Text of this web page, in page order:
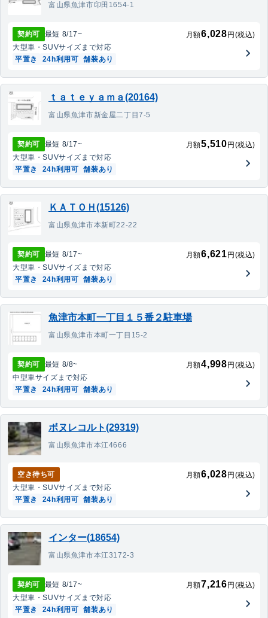
富山県魚津市印田1654-1
契約可 最短 8/17~ 月額6,028 円(税込)
大型車・SUVサイズまで対応
平置き
24h利用可 舗装あり
ｔａｔｅｙａｍａ(20164)
富山県魚津市新金屋二丁目7-5
契約可 最短 8/17~ 月額5,510 円(税込)
大型車・SUVサイズまで対応
平置き
24h利用可 舗装あり
ＫＡＴＯＨ(15126)
富山県魚津市本新町22-22
契約可 最短 8/17~ 月額6,621 円(税込)
大型車・SUVサイズまで対応
平置き
24h利用可 舗装あり
魚津市本町一丁目１５番２駐車場
富山県魚津市本町一丁目15-2
契約可 最短 8/8~ 月額4,998 円(税込)
中型車サイズまで対応
平置き
24h利用可 舗装あり
ボヌレコルト(29319)
富山県魚津市本江4666
空き待ち可 月額6,028 円(税込)
大型車・SUVサイズまで対応
平置き
24h利用可 舗装あり
インター(18654)
富山県魚津市本江3172-3
契約可 最短 8/17~ 月額7,216 円(税込)
大型車・SUVサイズまで対応
平置き
24h利用可 舗装あり